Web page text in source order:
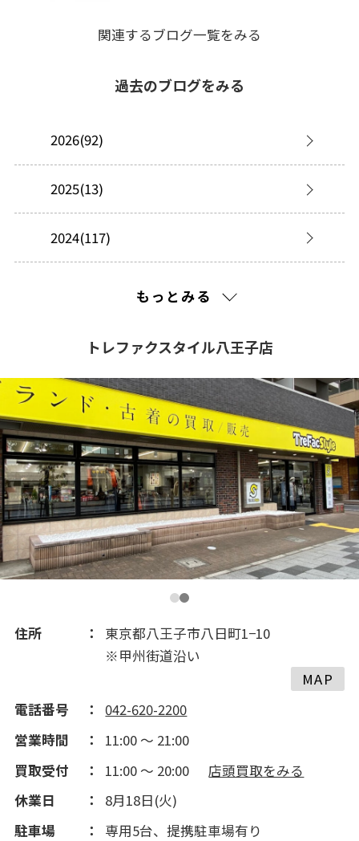
関連するブログ一覧をみる
過去のブログをみる
2026(92)
2025(13)
2024(117)
2021(21)
もっとみる
トレファクスタイル八王子店
住所
東京都八王子市八日町1−10
※甲州街道沿い
MAP
電話番号
042-620-2200
営業時間
11:00 ～ 21:00
買取受付
11:00 ～ 20:00
店頭買取をみる
休業日
8月18日(火)
駐車場
専用5台、提携駐車場有り